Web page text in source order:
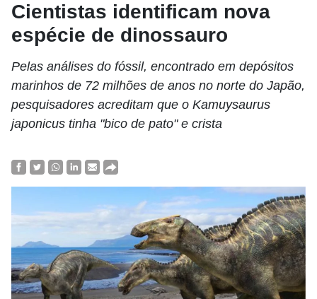
Cientistas identificam nova
espécie de dinossauro
Pelas análises do fóssil, encontrado em depósitos
marinhos de 72 milhões de anos no norte do Japão,
pesquisadores acreditam que o Kamuysaurus
japonicus tinha "bico de pato" e crista